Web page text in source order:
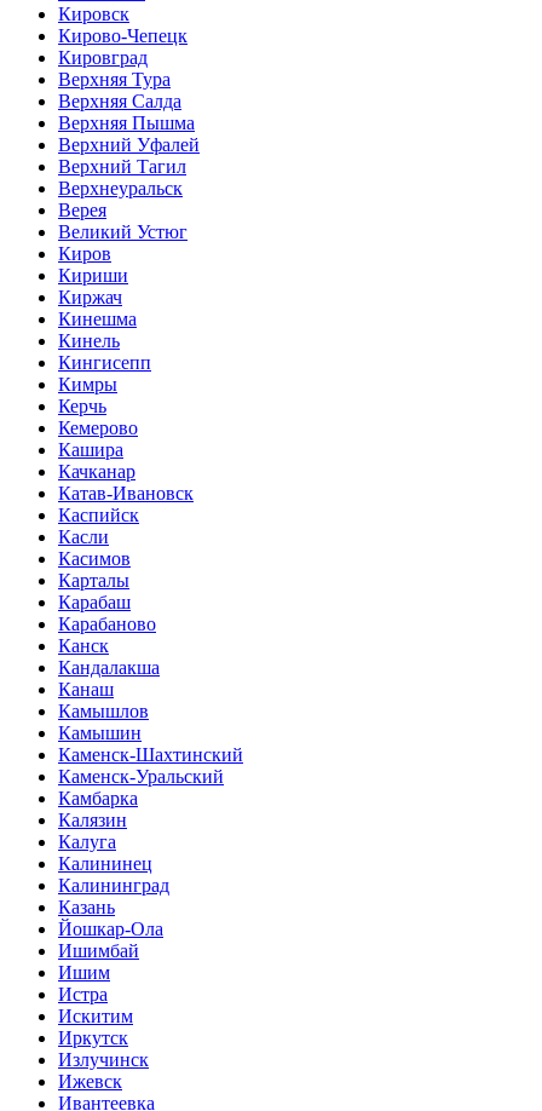
Кировск
Кирово-Чепецк
Кировград
Верхняя Тура
Верхняя Салда
Верхняя Пышма
Верхний Уфалей
Верхний Тагил
Верхнеуральск
Верея
Великий Устюг
Киров
Кириши
Киржач
Кинешма
Кинель
Кингисепп
Кимры
Керчь
Кемерово
Кашира
Качканар
Катав-Ивановск
Каспийск
Касли
Касимов
Карталы
Карабаш
Карабаново
Канск
Кандалакша
Канаш
Камышлов
Камышин
Каменск-Шахтинский
Каменск-Уральский
Камбарка
Калязин
Калуга
Калининец
Калининград
Казань
Йошкар-Ола
Ишимбай
Ишим
Истра
Искитим
Иркутск
Излучинск
Ижевск
Ивантеевка